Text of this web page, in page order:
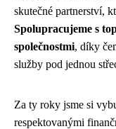
skutečné partnerství,
Spolupracujeme s
společnostmi, díky
služby pod jednou
Za ty roky jsme si
respektovanými